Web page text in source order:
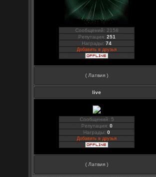
Сообщений: 2158
Репутация: 251
Награды:74
Добавить в друзья
( Латвия )
live
Сообщений: 5
Репутация: 0
Награды:0
Добавить в друзья
( Латвия )